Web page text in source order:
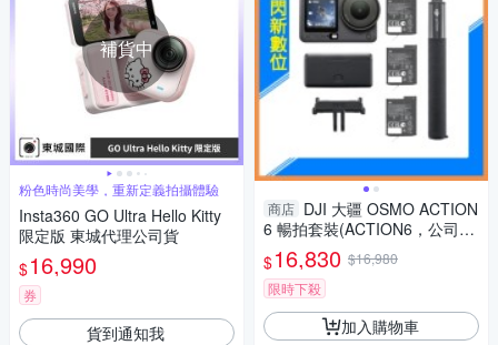
補貨中
粉色時尚美學，重新定義拍攝體驗
Insta360 GO Ultra Hello Kitty
限定版 東城代理公司貨
$16,990
券
貨到通知我
商店 DJI 大疆 OSMO ACTION
6 暢拍套裝(ACTION6，公司
貨)運動相機/迷你相機｜可變光
圈｜旗艦畫質超級夜拍
$16,830 $16,980
限時下殺
加入購物車